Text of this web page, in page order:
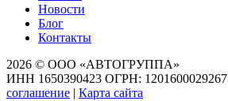
Новости
Блог
Контакты
2026 © ООО «АВТОГРУППА»
ИНН 1650390423 ОГРН: 1201600029267
соглашение | Карта сайта